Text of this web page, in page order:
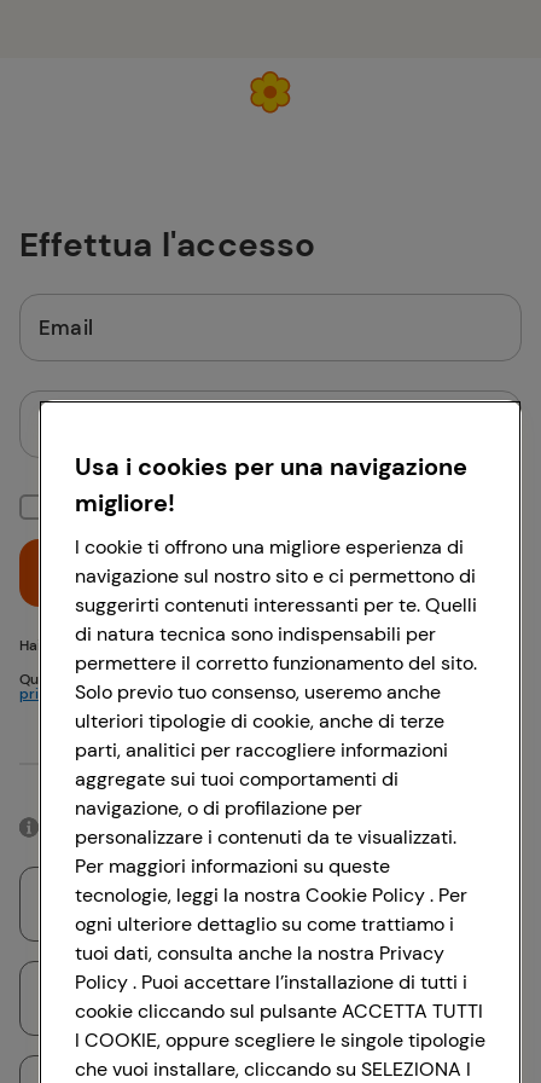
Effettua l'accesso
Email
Mantieni la sessione attiva
Hai problemi di accesso? {{recover-pwd}} o {{recover-email}}
Questo sito è protetto da reCAPTCHA e si applicano
privacy eTermini di servizioGoogle
Accedi
Oppure
Accedendo con il tuo account social, rimarrai connesso per 12 ore.
Accedi con Google
Usa i cookies per una navigazione
migliore!
I cookie ti offrono una migliore esperienza di
navigazione sul nostro sito e ci permettono di
suggerirti contenuti interessanti per te. Quelli
di natura tecnica sono indispensabili per
permettere il corretto funzionamento del sito.
Solo previo tuo consenso, useremo anche
ulteriori tipologie di cookie, anche di terze
parti, analitici per raccogliere informazioni
aggregate sui tuoi comportamenti di
navigazione, o di profilazione per
personalizzare i contenuti da te visualizzati.
Per maggiori informazioni su queste
tecnologie, leggi la nostra Cookie Policy . Per
ogni ulteriore dettaglio su come trattiamo i
tuoi dati, consulta anche la nostra Privacy
Policy . Puoi accettare l’installazione di tutti i
cookie cliccando sul pulsante ACCETTA TUTTI
I COOKIE, oppure scegliere le singole tipologie
che vuoi installare, cliccando su SELEZIONA I